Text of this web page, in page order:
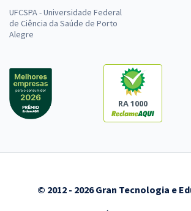
UFCSPA - Universidade Federal
de Ciência da Saúde de Porto
Alegre
RA 1000
© 2012 - 2026 Gran Tecnologia e